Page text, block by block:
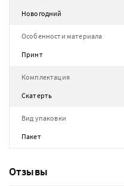
Новогодний
Особенности материала
Принт
Комплектация
Скатерть
Вид упаковки
Пакет
Отзывы